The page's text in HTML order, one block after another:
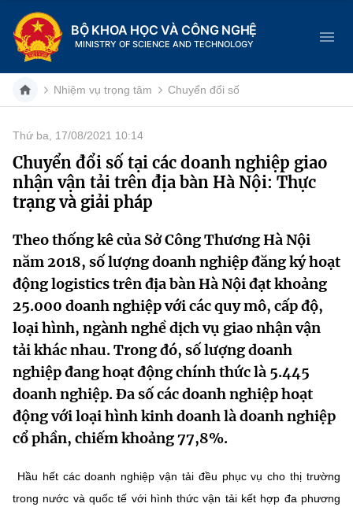
BỘ KHOA HỌC VÀ CÔNG NGHỆ
MINISTRY OF SCIENCE AND TECHNOLOGY
Danh mục
Trang chủ
Chức năng nhiệm vụ
Cơ cấu tổ chức
Lịch sử phát triển
Sở Khoa học và Công nghệ
Tin tức sự kiện
Khoa học và Công nghệ
Đổi mới sáng tạo
Chuyển đổi số
Bưu chính, Viễn thông
Tiêu chuẩn, đo lường, chất lượng
Dịch vụ công
Hệ thống văn bản
Văn bản QPPL
Văn bản chỉ đạo điều hành
Lấy ý kiến người dân về dự thảo VBQPPL
MST IOFFICE
THỐNG KÊ
Khoa học và Công nghệ
Đổi mới sáng tạo
Multimedia
THƯ ĐIỆN TỬ
Nhiệm vụ trọng tâm Chuyển đổi số
Thứ ba, 17/08/2021 10:14
Chuyển đổi số tại các doanh nghiệp giao
nhận vận tải trên địa bàn Hà Nội: Thực
trạng và giải pháp
Theo thống kê của Sở Công Thương Hà Nội
năm 2018, số lượng doanh nghiệp đăng ký hoạt
động logistics trên địa bàn Hà Nội đạt khoảng
25.000 doanh nghiệp với các quy mô, cấp độ,
loại hình, ngành nghề dịch vụ giao nhận vận
tải khác nhau. Trong đó, số lượng doanh
nghiệp đang hoạt động chính thức là 5.445
doanh nghiệp. Đa số các doanh nghiệp hoạt
động với loại hình kinh doanh là doanh nghiệp
cổ phần, chiếm khoảng 77,8%.
Hầu hết các doanh nghiệp vận tải đều phục vụ cho thị trường
trong nước và quốc tế với hình thức vận tải kết hợp đa phương